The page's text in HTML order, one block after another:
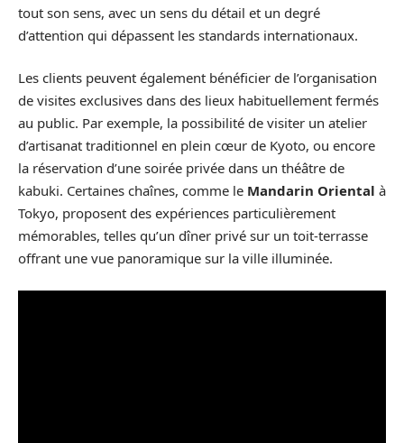
tout son sens, avec un sens du détail et un degré
d’attention qui dépassent les standards internationaux.
Les clients peuvent également bénéficier de l’organisation
de visites exclusives dans des lieux habituellement fermés
au public. Par exemple, la possibilité de visiter un atelier
d’artisanat traditionnel en plein cœur de Kyoto, ou encore
la réservation d’une soirée privée dans un théâtre de
kabuki. Certaines chaînes, comme le Mandarin Oriental à
Tokyo, proposent des expériences particulièrement
mémorables, telles qu’un dîner privé sur un toit-terrasse
offrant une vue panoramique sur la ville illuminée.